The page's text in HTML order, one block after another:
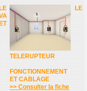
LE
ET
LE
TELERUPTEUR
FONCTIONNEMENT
ET CABLAGE
>> Consulter la fiche